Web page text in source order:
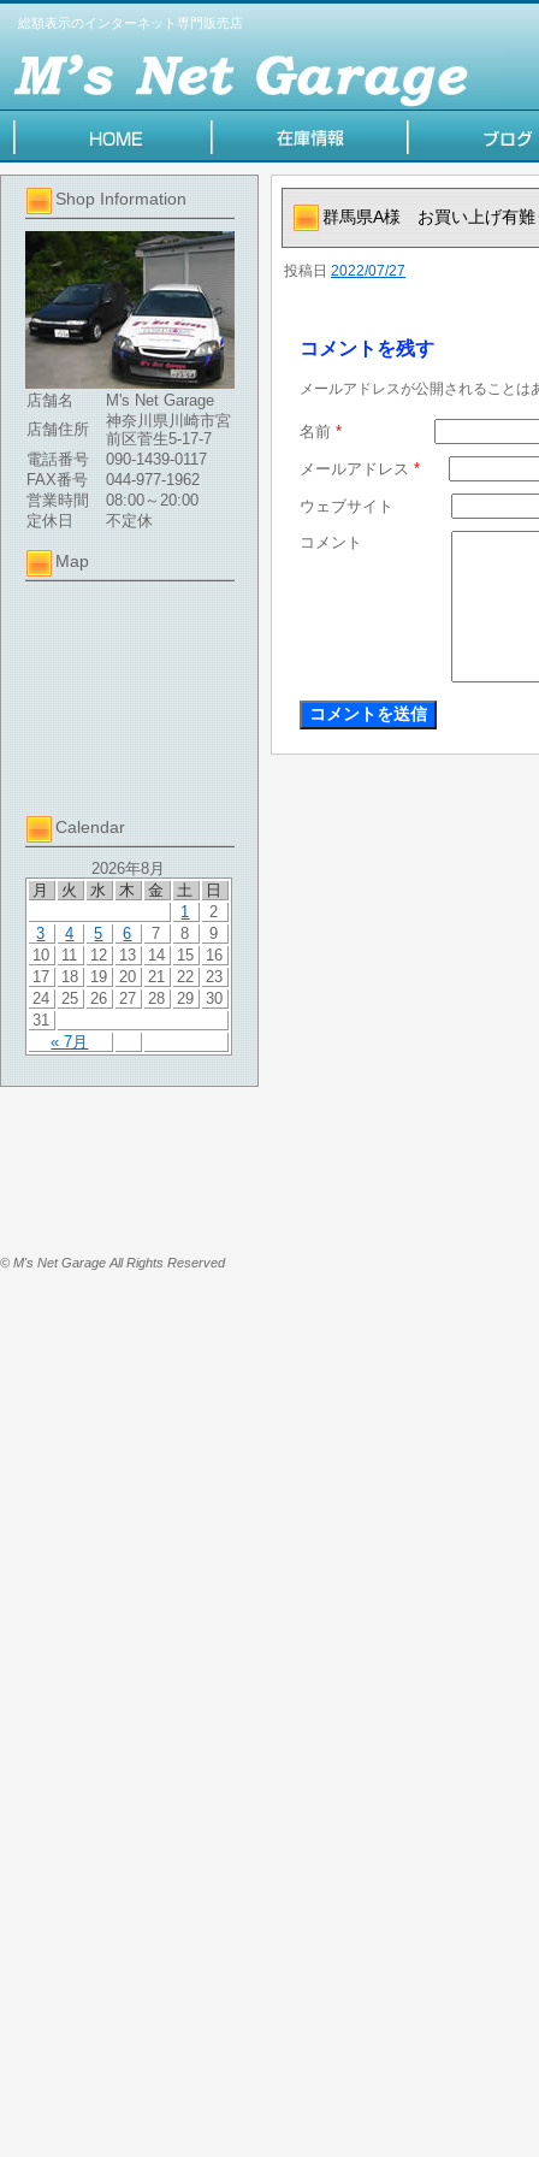
総額表示のインターネット専門販売店
Shop Information
店舗名
M's Net Garage
店舗住所
神奈川県川崎市宮
前区菅生5-17-7
電話番号
090-1439-0117
FAX番号
044-977-1962
営業時間
08:00～20:00
定休日
不定休
Map
Calendar
2026年8月
月
火 水 木 金 土 日
« 7月
1
2
3
4 5 6 7 8
9
10
11 12 13 14 15
16
17
18 19 20 21 22
23
24
25 26 27 28 29
30
31
群馬県A様 お買い上げ有難
投稿日 2022/07/27
コメントを残す
メールアドレスが公開されることは
名前 *
メールアドレス *
ウェブサイト
コメント
© M's Net Garage All Rights Reserved